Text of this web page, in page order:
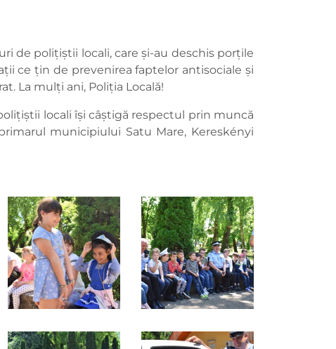
de polițiștii locali, care și-au deschis porțile
ce țin de prevenirea faptelor antisociale și
La mulți ani, Poliția Locală!
locali își câștigă respectul prin muncă
municipiului Satu Mare, Kereskényi